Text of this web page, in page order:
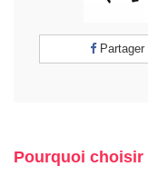
Partager
Pourquoi choisir